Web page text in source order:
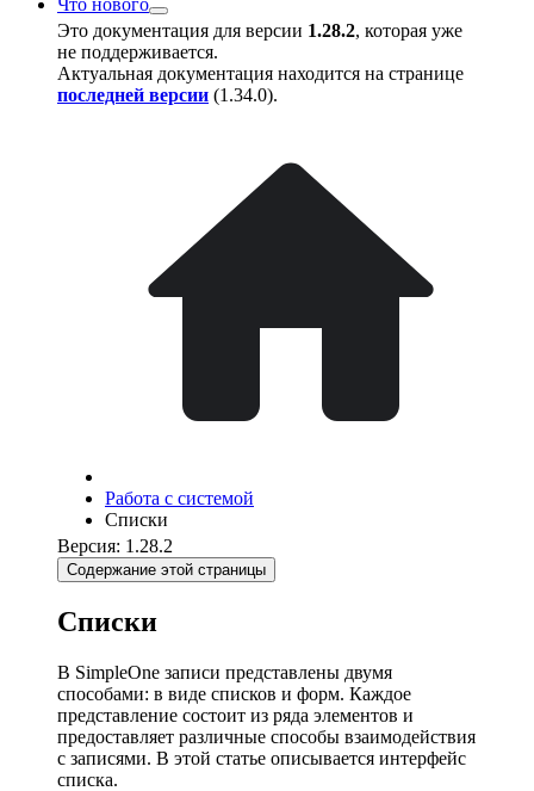
Что нового
Это документация для версии 1.28.2, которая уже
не поддерживается.
Актуальная документация находится на странице
последней версии (1.34.0).
Работа с системой
Списки
Версия: 1.28.2
Содержание этой страницы
Списки
В SimpleOne записи представлены двумя
способами: в виде списков и форм. Каждое
представление состоит из ряда элементов и
предоставляет различные способы взаимодействия
с записями. В этой статье описывается интерфейс
списка.